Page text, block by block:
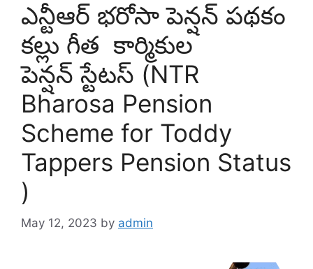
ఎన్టీఆర్ భరోసా పెన్షన్ పథకం
కల్లు గీత కార్మికుల
పెన్షన్ స్టేటస్ (NTR
Bharosa Pension
Scheme for Toddy
Tappers Pension Status
)
May 12, 2023 by admin